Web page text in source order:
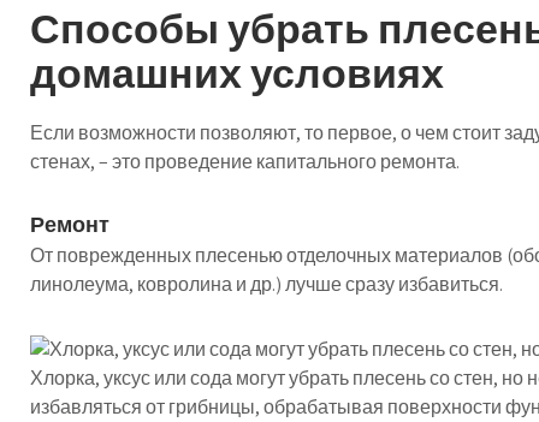
Способы убрать
домашних условиях
Если возможности позволяют, то первое, о чем стоит
стенах, – это проведение капитального ремонта.
Ремонт
От поврежденных плесенью отделочных материалов
линолеума, ковролина и др.) лучше сразу избавиться.
Хлорка, уксус или сода могут убрать плесень со стен,
избавляться от грибницы, обрабатывая поверхности